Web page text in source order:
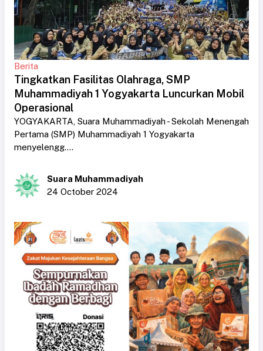
Berita
Tingkatkan Fasilitas Olahraga, SMP
Muhammadiyah 1 Yogyakarta Luncurkan Mobil
Operasional
YOGYAKARTA, Suara Muhammadiyah - Sekolah Menengah
Pertama (SMP) Muhammadiyah 1 Yogyakarta
menyelengg....
Suara Muhammadiyah
24 October 2024